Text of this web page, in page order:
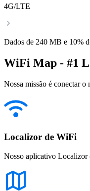
4G/LTE
Dados de 240 MB e 10%
WiFi Map - #1
Nossa missão é conectar
Localizor de WiFi
Nosso aplicativo Localizor